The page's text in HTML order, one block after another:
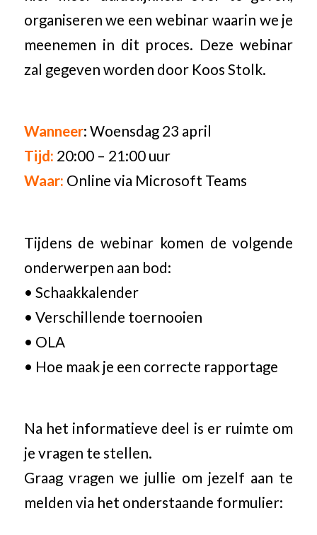
organiseren we een webinar waarin we je
meenemen in dit proces. Deze webinar
zal gegeven worden door Koos Stolk.
Wanneer: Woensdag 23 april
Tijd: 20:00 – 21:00 uur
Waar: Online via Microsoft Teams
Tijdens de webinar komen de volgende
onderwerpen aan bod:
• Schaakkalender
• Verschillende toernooien
• OLA
• Hoe maak je een correcte rapportage
Na het informatieve deel is er ruimte om
je vragen te stellen.
Graag vragen we jullie om jezelf aan te
melden via het onderstaande formulier: